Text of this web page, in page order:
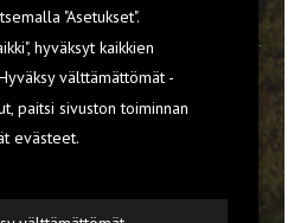
RETKI-LEHTI
"Asetukset".
hyväksyt kaikkien
välttämättömät -
paitsi sivuston toiminnan
evästeet.